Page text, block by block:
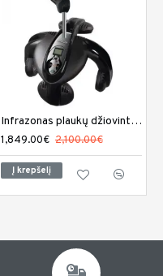
Infrazonas plaukų džiovintuvas Sibel Climaco sieninis
1,849.00€ 2,100.00€
Į krepšelį